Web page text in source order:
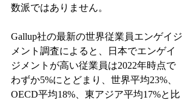
数派ではありません。
Gallup社の最新の世界従業員エンゲイジ
メント調査によると、日本でエンゲイ
ジメントが高い従業員は2022年時点で
わずか5%にとどまり、世界平均23%、
OECD平均18%、東アジア平均17%と比